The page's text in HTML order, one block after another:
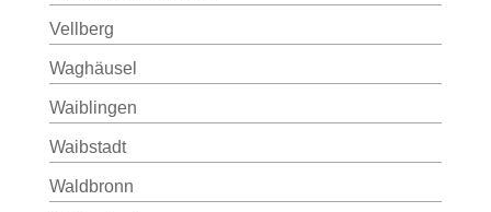
Vellberg
Waghäusel
Waiblingen
Waibstadt
Waldbronn